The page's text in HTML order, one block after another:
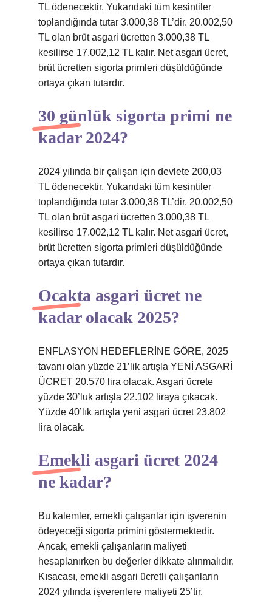
TL ödenecektir. Yukarıdaki tüm kesintiler
toplandığında tutar 3.000,38 TL’dir. 20.002,50
TL olan brüt asgari ücretten 3.000,38 TL
kesilirse 17.002,12 TL kalır. Net asgari ücret,
brüt ücretten sigorta primleri düşüldüğünde
ortaya çıkan tutardır.
30 günlük sigorta primi ne
kadar 2024?
2024 yılında bir çalışan için devlete 200,03
TL ödenecektir. Yukarıdaki tüm kesintiler
toplandığında tutar 3.000,38 TL’dir. 20.002,50
TL olan brüt asgari ücretten 3.000,38 TL
kesilirse 17.002,12 TL kalır. Net asgari ücret,
brüt ücretten sigorta primleri düşüldüğünde
ortaya çıkan tutardır.
Ocakta asgari ücret ne
kadar olacak 2025?
ENFLASYON HEDEFLERİNE GÖRE, 2025
tavanı olan yüzde 21’lik artışla YENİ ASGARİ
ÜCRET 20.570 lira olacak. Asgari ücrete
yüzde 30’luk artışla 22.102 liraya çıkacak.
Yüzde 40’lık artışla yeni asgari ücret 23.802
lira olacak.
Emekli asgari ücret 2024
ne kadar?
Bu kalemler, emekli çalışanlar için işverenin
ödeyeceği sigorta primini göstermektedir.
Ancak, emekli çalışanların maliyeti
hesaplanırken bu değerler dikkate alınmalıdır.
Kısacası, emekli asgari ücretli çalışanların
2024 yılında işverenlere maliyeti 25’tir.